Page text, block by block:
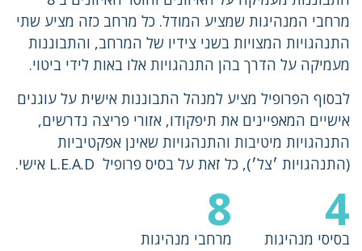
מרחבי המנהיגות שמציע המודל. כל מרחב כזה מציע שתי
התנהגויות המצויות בשני צידיו של המרחב, והתבוננות
מעמיקה על הדרך בהן התנהגויות אלו באות לידי ביטוי.
לבסוף הפרופיל מציע למנהל התבוננות אישית על עוגנים
אישיים המאפיינים את תיפקודו, אזורי פריצה נדרשים,
התנהגויות מיטיבות והתנהגויות שאינן אפקטיביות
(התנהגויות ׳צל׳), כל זאת על בסיס פרופיל L.E.A.D אישי.
4
בסיסי מנהיגות
8
מרחבי מנהיגות